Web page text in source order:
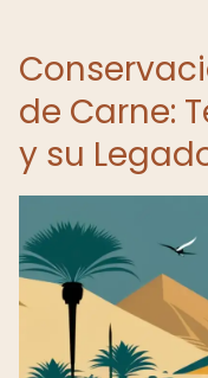
de Carne:
y su